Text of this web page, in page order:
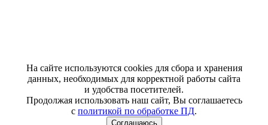
На сайте используются cookies для сбора и хранения
данных, необходимых для корректной работы сайта
и удобства посетителей.
Продолжая использовать наш сайт, Вы соглашаетесь
с политикой по обработке ПД.
Соглашаюсь